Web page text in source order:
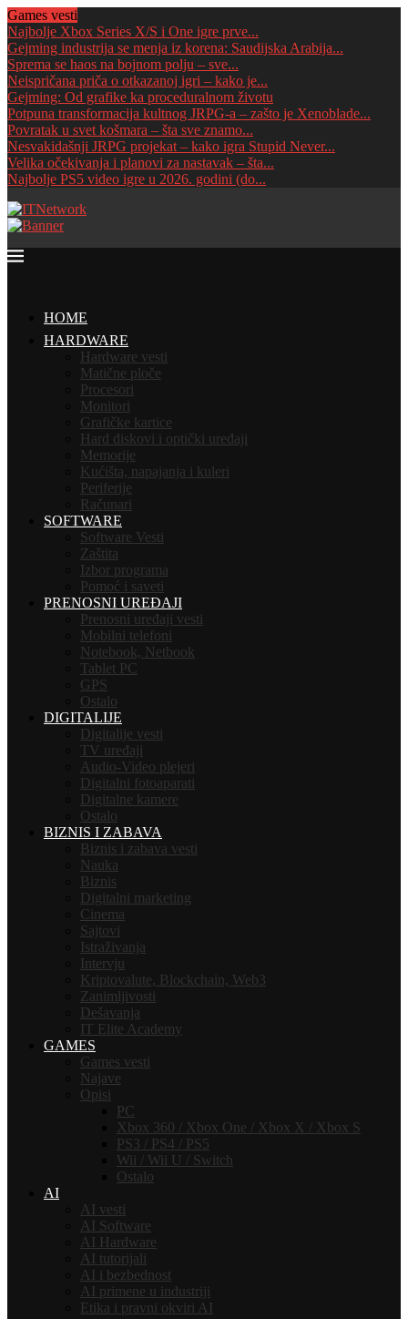
Games vesti
Najbolje Xbox Series X/S i One igre prve...
Gejming industrija se menja iz korena: Saudijska Arabija...
Sprema se haos na bojnom polju – sve...
Neispričana priča o otkazanoj igri – kako je...
Gejming: Od grafike ka proceduralnom životu
Potpuna transformacija kultnog JRPG-a – zašto je Xenoblade...
Povratak u svet košmara – šta sve znamo...
Nesvakidašnji JRPG projekat – kako igra Stupid Never...
Velika očekivanja i planovi za nastavak – šta...
Najbolje PS5 video igre u 2026. godini (do...
HOME
HARDWARE
Hardware vesti
Matične ploče
Procesori
Monitori
Grafičke kartice
Hard diskovi i optički uređaji
Memorije
Kućišta, napajanja i kuleri
Periferije
Računari
SOFTWARE
Software Vesti
Zaštita
Izbor programa
Pomoć i saveti
PRENOSNI UREĐAJI
Prenosni uređaji vesti
Mobilni telefoni
Notebook, Netbook
Tablet PC
GPS
Ostalo
DIGITALIJE
Digitalije vesti
TV uređaji
Audio-Video plejeri
Digitalni fotoaparati
Digitalne kamere
Ostalo
BIZNIS I ZABAVA
Biznis i zabava vesti
Nauka
Biznis
Digitalni marketing
Cinema
Sajtovi
Istraživanja
Intervju
Kriptovalute, Blockchain, Web3
Zanimljivosti
Dešavanja
IT Elite Academy
GAMES
Games vesti
Najave
Opisi
PC
Xbox 360 / Xbox One / Xbox X / Xbox S
PS3 / PS4 / PS5
Wii / Wii U / Switch
Ostalo
AI
AI vesti
AI Software
AI Hardware
AI tutorijali
AI i bezbednost
AI primene u industriji
Etika i pravni okviri AI